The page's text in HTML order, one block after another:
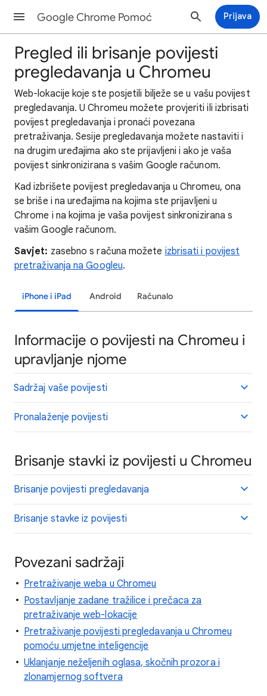
Google Chrome Pomoć Prijava
Pregled ili brisanje povijesti
pregledavanja u Chromeu
Web-lokacije koje ste posjetili bilježe se u vašu povijest
pregledavanja. U Chromeu možete provjeriti ili izbrisati
povijest pregledavanja i pronaći povezana
pretraživanja. Sesije pregledavanja možete nastaviti i
na drugim uređajima ako ste prijavljeni i ako je vaša
povijest sinkronizirana s vašim Google računom.
Kad izbrišete povijest pregledavanja u Chromeu, ona
se briše i na uređajima na kojima ste prijavljeni u
Chrome i na kojima je vaša povijest sinkronizirana s
vašim Google računom.
Savjet: zasebno s računa možete izbrisati i povijest
pretraživanja na Googleu.
iPhone i iPad Android Računalo
Informacije o povijesti na Chromeu i
upravljanje njome
Sadržaj vaše povijesti
Pronalaženje povijesti
Brisanje stavki iz povijesti u Chromeu
Brisanje povijesti pregledavanja
Brisanje stavke iz povijesti
Povezani sadržaji
Pretraživanje weba u Chromeu
Postavljanje zadane tražilice i prečaca za
pretraživanje web-lokacije
Pretraživanje povijesti pregledavanja u Chromeu
pomoću umjetne inteligencije
Uklanjanje neželjenih oglasa, skočnih prozora i
zlonamjernog softvera